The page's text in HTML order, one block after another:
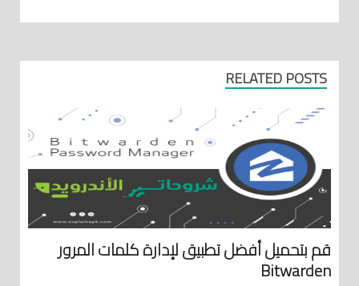
RELATED POSTS
قم بتحميل أفضل تطبيق لإدارة كلمات المرور
Bitwarden